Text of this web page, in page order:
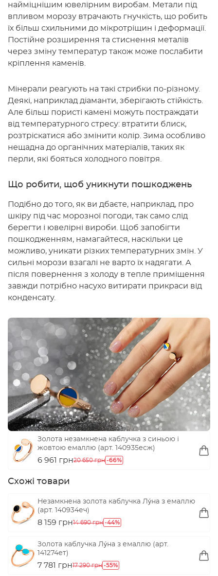
найміцнішим ювелірним виробам. Метали під
впливом морозу втрачають гнучкість, що робить
їх більш схильними до мікротріщин і деформації.
Постійне розширення та стиснення металів
через зміну температур також може послабити
кріплення каменів.
Мінерали реагують на такі стрибки по-різному.
Деякі, наприклад діаманти, зберігають стійкість.
Але більш пористі камені можуть постраждати
від температурного стресу: втратити блиск,
розтріскатися або змінити колір. Зима особливо
нещадна до органічних матеріалів, таких як
перли, які бояться холодного повітря.
Що робити, щоб уникнути пошкоджень
Подібно до того, як ви дбаєте, наприклад, про
шкіру під час морозної погоди, так само слід
берегти і ювелірні вироби. Щоб запобігти
пошкодженням, намагайтеся, наскільки це
можливо, уникати різких температурних змін. У
сильні морози взагалі не варто їх надягати. А
після повернення з холоду в тепле приміщення
завжди потрібно насухо витирати прикраси від
конденсату.
Переглянути
Золота незамкнена каблучка з синьою і
жовтою емаллю (арт. 140935есж)
6 961 грн20 650 грн -66%
Схожі товари
Незамкнена золота каблучка Лýна з емаллю
(арт. 140934еч)
8 159 грн14 690 грн -44%
Золота каблучка Лýна з емаллю (арт.
141274ет)
7 781 грн17 290 грн -55%